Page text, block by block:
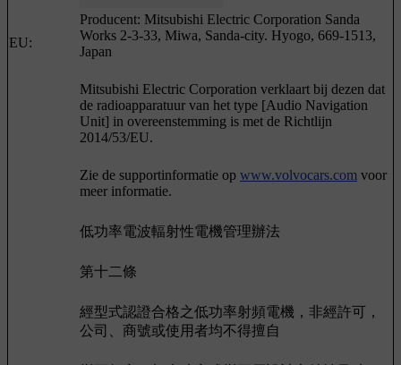
EU:
Producent: Mitsubishi Electric Corporation Sanda
Works 2-3-33, Miwa, Sanda-city. Hyogo, 669-1513,
Japan
Mitsubishi Electric Corporation verklaart bij dezen dat
de radioapparatuur van het type [Audio Navigation
Unit] in overeenstemming is met de Richtlijn
2014/53/EU.
Zie de supportinformatie op www.volvocars.com voor
meer informatie.
低功率電波輻射性電機管理辦法
第十二條
經型式認證合格之低功率射頻電機，非經許可，
公司、商號或使用者均不得擅自